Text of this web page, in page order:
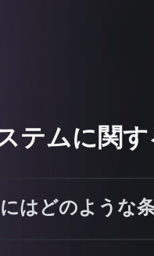
テムに関す
はどのような